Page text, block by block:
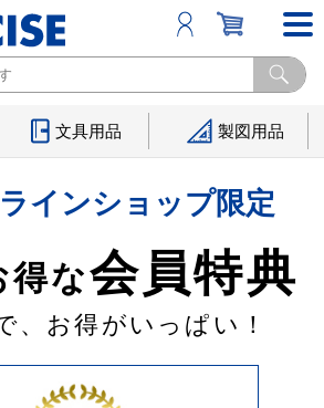
文具用品 製図用品
インショップ限定
得な会員特典
、お得がいっぱい！